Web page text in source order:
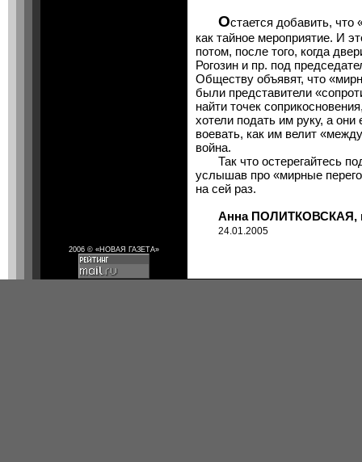
Остается добавить, что
как тайное мероприятие. И
потом, после того, когда
Рогозин и пр. под
Обществу объявят, что
были представители
найти точек
хотели подать им руку, а
воевать, как им велит
война.
Так что остерегайтесь
услышав про «мирные
на сей раз.
Анна ПОЛИТКОВСКАЯ,
24.01.2005
2006 © «НОВАЯ ГАЗЕТА»